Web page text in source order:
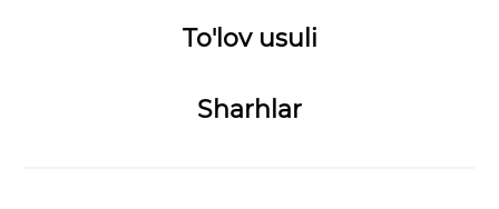
To'lov usuli
Sharhlar